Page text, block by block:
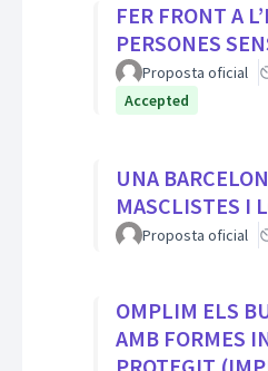
FER FRONT A
PERSONES
Proposta oficial
Accepted
UNA
MASCLISTES I
Proposta oficial
OMPLIM ELS
AMB FORMES